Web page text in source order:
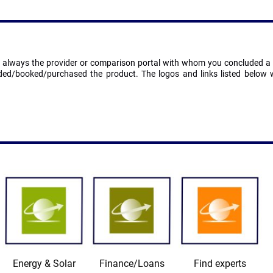
the provider or comparison portal with whom you concluded
booked/purchased the product. The logos and links listed
Energy & Solar Finance/Loans Find experts